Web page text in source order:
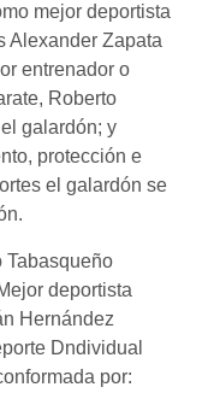
mejor deportista
Alexander Zapata
entrenador o
Roberto
galardón; y
protección e
el galardón se
Tabasqueño
deportista
Hernández
Dndividual
por: